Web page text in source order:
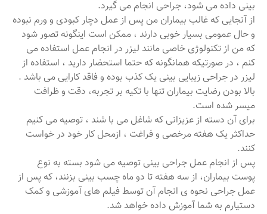
بینی داده می شود، جراحی انجام می گیرد.
از آنجایی که غالب بیماران من پس از عمل دچار کبودی و ورم نبوده
و حال عمومی بسیار خوبی دارند ، ممکن است اینگونه تصور شود
که من از تکنولوژی خاصی مانند لیزر در انجام عمل استفاده می
کنم ، در صورتیکه همانگونه که حتما استحضار دارید ، استفاده از
لیزر در جراحی زیبایی بینی یک کذب بوده و فاقد کارایی می باشد .
بالا بودن رضایت بیماران تنها با تکیه بر تجربه، دقت و ظرافت
میسر شده است.
برای آن دسته از عزیزانی که شاغل می با شند ، توصیه می کنیم
حداکثر یک هفته مرخصی و فراغت ، ازمحل کار خود در خواست
کنند.
پس از انجام عمل جراحی بینی توصیه می شود بسته به نوع
پوست بیماران، از سه هفته تا دو ماه چسب بینی بزنند، که پس از
عمل جراحی نحوه ی انجام آن توسط فیلم های آموزشی و کمک
دستیارم به شما آموزش داده خواهد شد.